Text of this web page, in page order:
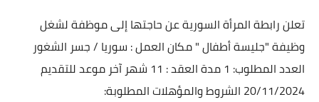
تعلن رابطة المرأة السورية عن حاجتها إلى موظفة لشغل
وظيفة "جليسة أطفال " مكان العمل : سوريا / جسر الشغور
العدد المطلوب: 1 مدة العقد : 11 شهر آخر موعد للتقديم
20/11/2024 الشروط والمؤهلات المطلوبة: